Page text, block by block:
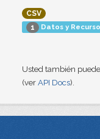
CSV
1 Datos y
Usted también
(ver API Docs).